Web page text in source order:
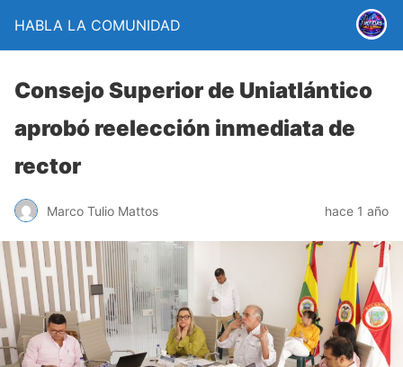
HABLA LA COMUNIDAD
Consejo Superior de Uniatlántico
aprobó reelección inmediata de
rector
Marco Tulio Mattos hace 1 año